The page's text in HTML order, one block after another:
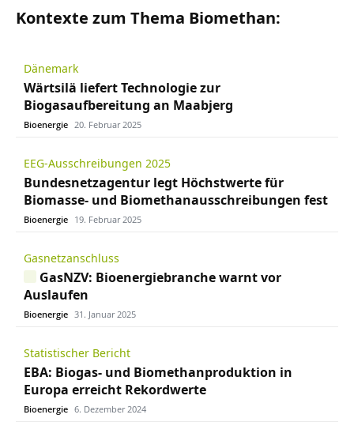
Kontexte zum Thema Biomethan:
Dänemark
Wärtsilä liefert Technologie zur
Biogasaufbereitung an Maabjerg
Bioenergie 20. Februar 2025
EEG-Ausschreibungen 2025
Bundesnetzagentur legt Höchstwerte für
Biomasse- und Biomethanausschreibungen fest
Bioenergie 19. Februar 2025
Gasnetzanschluss
GasNZV: Bioenergiebranche warnt vor
Auslaufen
Bioenergie 31. Januar 2025
Statistischer Bericht
EBA: Biogas- und Biomethanproduktion in
Europa erreicht Rekordwerte
Bioenergie 6. Dezember 2024